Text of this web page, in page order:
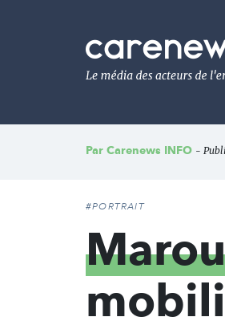
Le
média
de
l'engagement
Par Carenews INFO -
#PORTRAIT